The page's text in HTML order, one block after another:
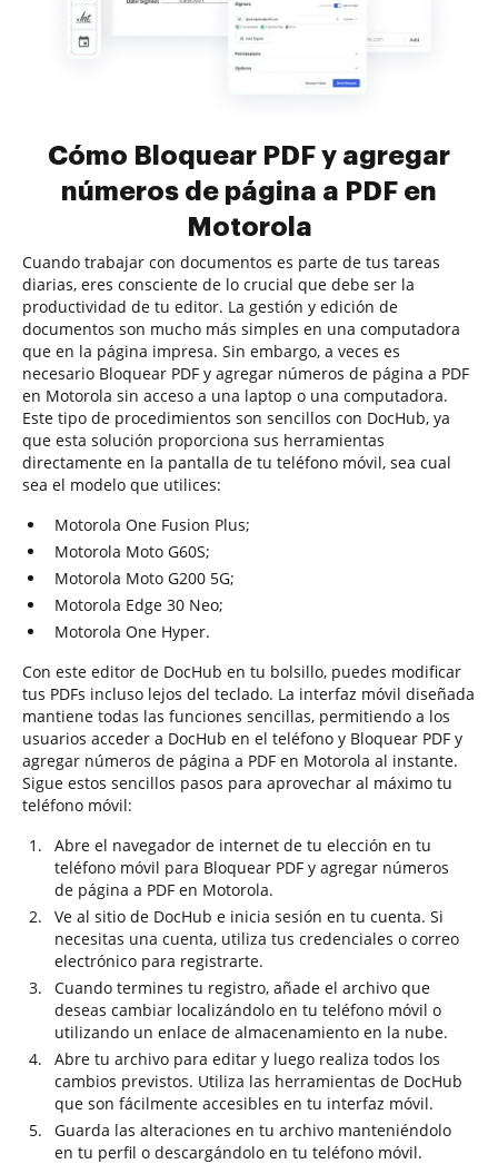
Cómo Bloquear PDF y agregar
números de página a PDF en
Motorola
Cuando trabajar con documentos es parte de tus tareas
diarias, eres consciente de lo crucial que debe ser la
productividad de tu editor. La gestión y edición de
documentos son mucho más simples en una computadora
que en la página impresa. Sin embargo, a veces es
necesario Bloquear PDF y agregar números de página a PDF
en Motorola sin acceso a una laptop o una computadora.
Este tipo de procedimientos son sencillos con DocHub, ya
que esta solución proporciona sus herramientas
directamente en la pantalla de tu teléfono móvil, sea cual
sea el modelo que utilices:
Motorola One Fusion Plus;
Motorola Moto G60S;
Motorola Moto G200 5G;
Motorola Edge 30 Neo;
Motorola One Hyper.
Con este editor de DocHub en tu bolsillo, puedes modificar
tus PDFs incluso lejos del teclado. La interfaz móvil diseñada
mantiene todas las funciones sencillas, permitiendo a los
usuarios acceder a DocHub en el teléfono y Bloquear PDF y
agregar números de página a PDF en Motorola al instante.
Sigue estos sencillos pasos para aprovechar al máximo tu
teléfono móvil:
Abre el navegador de internet de tu elección en tu
teléfono móvil para Bloquear PDF y agregar números
de página a PDF en Motorola.
Ve al sitio de DocHub e inicia sesión en tu cuenta. Si
necesitas una cuenta, utiliza tus credenciales o correo
electrónico para registrarte.
Cuando termines tu registro, añade el archivo que
deseas cambiar localizándolo en tu teléfono móvil o
utilizando un enlace de almacenamiento en la nube.
Abre tu archivo para editar y luego realiza todos los
cambios previstos. Utiliza las herramientas de DocHub
que son fácilmente accesibles en tu interfaz móvil.
Guarda las alteraciones en tu archivo manteniéndolo
en tu perfil o descargándolo en tu teléfono móvil.